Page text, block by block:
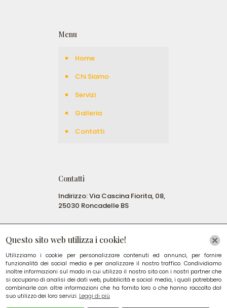
Menu
Home
Chi Siamo
Servizi
Galleria
Contatti
Contatti
Indirizzo: Via Cascina Fiorita, 08,
25030 Roncadelle BS
italtransfullservice@gmail.com
Tel: +39 331 2222 111
Privacy policy/Cookie Policy
Questo sito web utilizza i cookie!
Utilizziamo i cookie per personalizzare contenuti ed annunci, per fornire
funzionalità dei social media e per analizzare il nostro traffico. Condividiamo
inoltre informazioni sul modo in cui utilizza il nostro sito con i nostri partner che
si occupano di analisi dei dati web, pubblicità e social media, i quali potrebbero
combinarle con altre informazioni che ha fornito loro o che hanno raccolto dal
suo utilizzo dei loro servizi. Leggi di più